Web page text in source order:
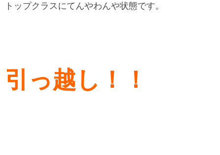
トップクラスにてんやわんや状態です。
引っ越し！！